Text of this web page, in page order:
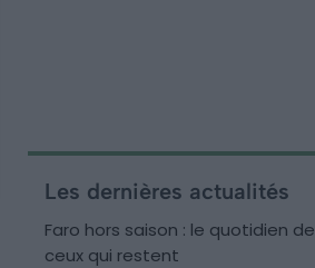
Les dernières actualités
Faro hors saison : le quotidien de
ceux qui restent